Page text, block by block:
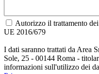
Autorizzo il trattamento
UE 2016/679
I dati saranno trattati da Area
Sole, 25 - 00144 Roma -
informazioni sull'utilizzo dei